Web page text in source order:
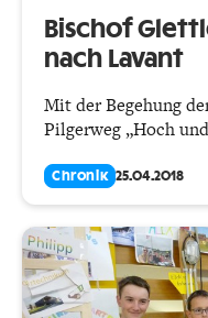
Bischof
nach Lavant
Mit der Begehung
Pilgerweg „Hoch
Chronik 25.04.2018